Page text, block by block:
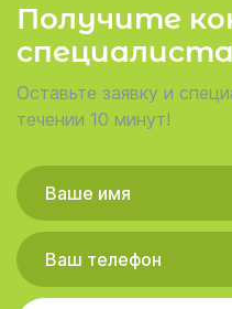
Получите
Оставьте заявку и
течении 10 минут!